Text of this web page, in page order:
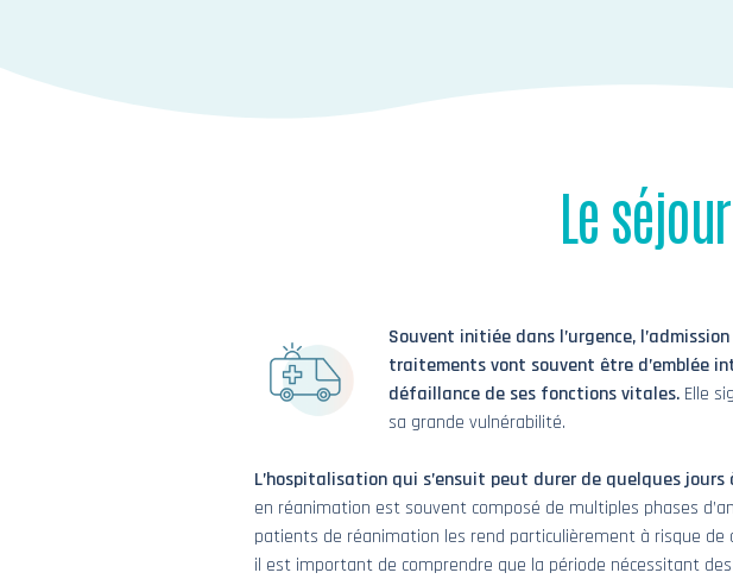
Le
Souvent initiée dans l’urgence,
traitements vont souvent être d’emblée
défaillance de ses fonctions vitales. Elle
sa grande vulnérabilité.
L’hospitalisation qui s’ensuit peut durer de quelques jours
en réanimation est souvent composé de multiples phases
patients de réanimation les rend particulièrement à risque de
il est important de comprendre que la période nécessitant